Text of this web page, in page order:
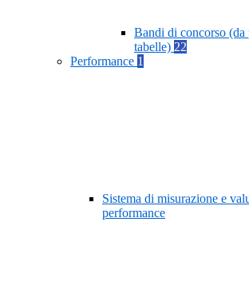
Bandi di concorso (da
tabelle) 22
Performance 1
Sistema di misurazione e
performance